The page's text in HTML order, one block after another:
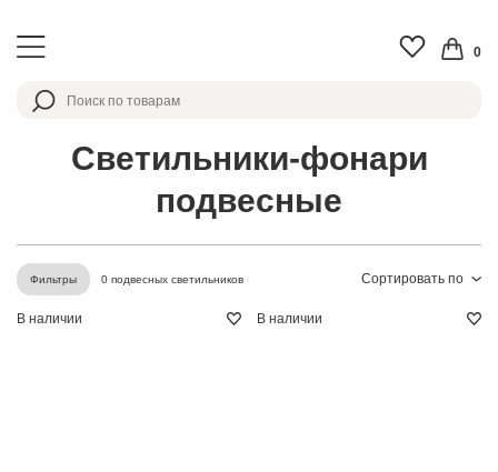
0
Светильники-фонари
подвесные
Сортировать по
Фильтры 0 подвесных светильников
В наличии В наличии